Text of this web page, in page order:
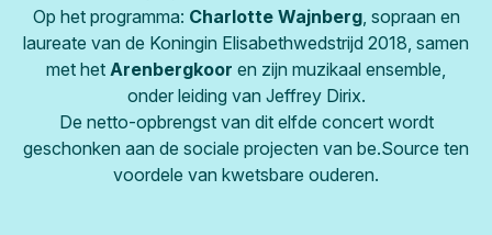
Op het programma: Charlotte Wajnberg, sopraan en
laureate van de Koningin Elisabethwedstrijd 2018, samen
met het Arenbergkoor en zijn muzikaal ensemble,
onder leiding van Jeffrey Dirix.
De netto-opbrengst van dit elfde concert wordt
geschonken aan de sociale projecten van be.Source ten
voordele van kwetsbare ouderen.